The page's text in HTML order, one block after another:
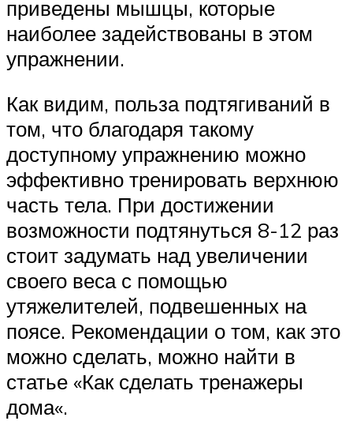
приведены мышцы, которые
наиболее задействованы в этом
упражнении.
Как видим, польза подтягиваний в
том, что благодаря такому
доступному упражнению можно
эффективно тренировать верхнюю
часть тела. При достижении
возможности подтянуться 8-12 раз
стоит задумать над увеличении
своего веса с помощью
утяжелителей, подвешенных на
поясе. Рекомендации о том, как это
можно сделать, можно найти в
статье «Как сделать тренажеры
дома«.